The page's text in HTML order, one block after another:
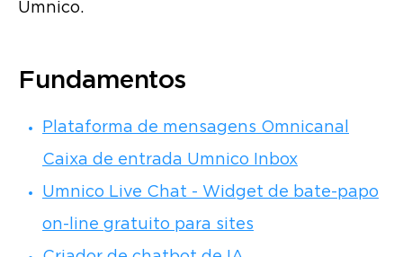
Umnico.
Fundamentos
Plataforma de mensagens Omnicanal
Caixa de entrada Umnico Inbox
Umnico Live Chat - Widget de bate-papo
on-line gratuito para sites